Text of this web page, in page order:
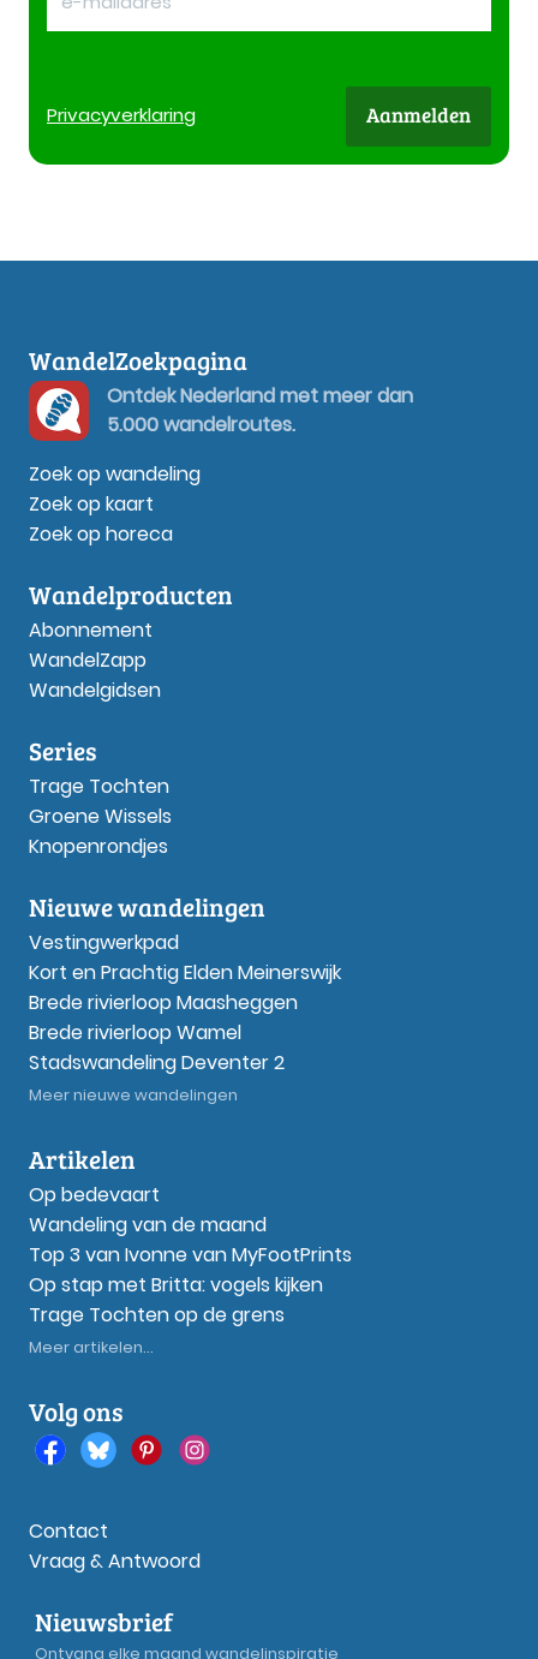
Privacyverklaring Aanmelden
WandelZoekpagina
Ontdek Nederland met meer dan
5.000 wandelroutes.
Zoek op wandeling
Zoek op kaart
Zoek op horeca
Wandelproducten
Abonnement
WandelZapp
Wandelgidsen
Series
Trage Tochten
Groene Wissels
Knopenrondjes
Nieuwe wandelingen
Vestingwerkpad
Kort en Prachtig Elden Meinerswijk
Brede rivierloop Maasheggen
Brede rivierloop Wamel
Stadswandeling Deventer 2
Meer nieuwe wandelingen
Artikelen
Op bedevaart
Wandeling van de maand
Top 3 van Ivonne van MyFootPrints
Op stap met Britta: vogels kijken
Trage Tochten op de grens
Meer artikelen...
Volg ons
Contact
Vraag & Antwoord
Nieuwsbrief
Ontvang elke maand wandelinspiratie